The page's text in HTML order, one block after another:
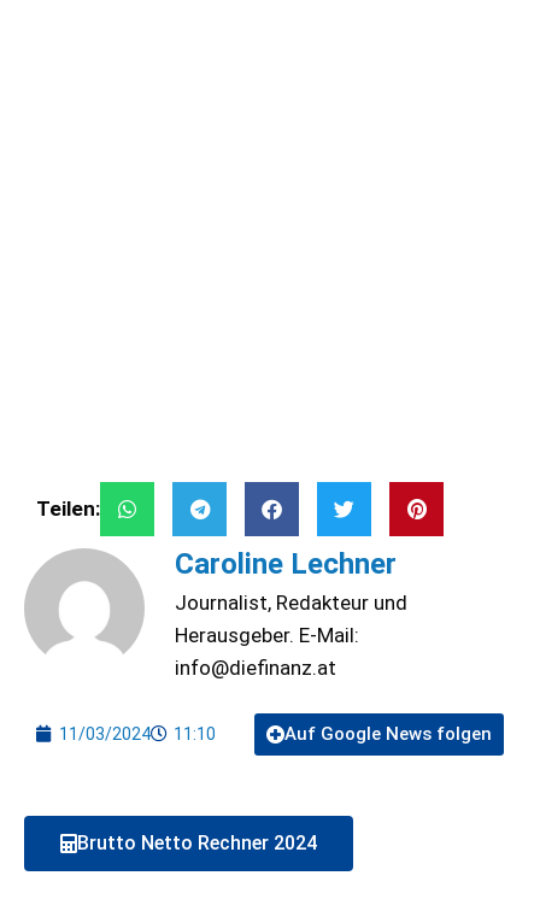
Teilen:
Caroline Lechner
Journalist, Redakteur und
Herausgeber. E-Mail:
info@diefinanz.at
11/03/2024 11:10 Auf Google News folgen
Brutto Netto Rechner 2024